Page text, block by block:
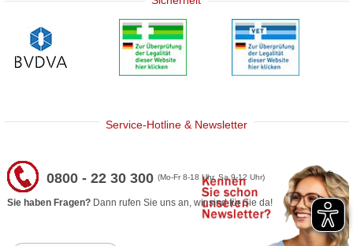
Service-Hotline & Newsletter
0800 - 22 30 300(Mo-Fr 8-18 Uhr, Sa 9-12 Uhr)
Sie haben Fragen? Dann rufen Sie uns an, wir sind für Sie da!